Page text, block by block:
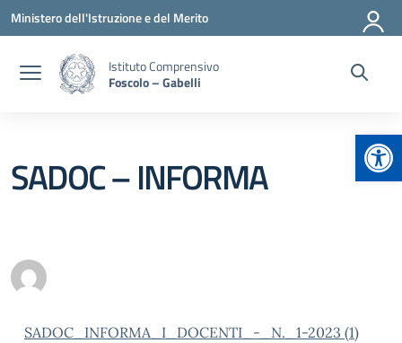
Vai ai contenuti
Vai al menu di navigazione
Vai al footer
Ministero dell'Istruzione e del Merito
Istituto Comprensivo
Foscolo – Gabelli
SADOC – INFORMA
SADOC_INFORMA_I_DOCENTI_-_N._1-2023 (1)